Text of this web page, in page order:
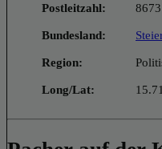
Postleitzahl: 8673
Bundesland:
Region:
Long/Lat: